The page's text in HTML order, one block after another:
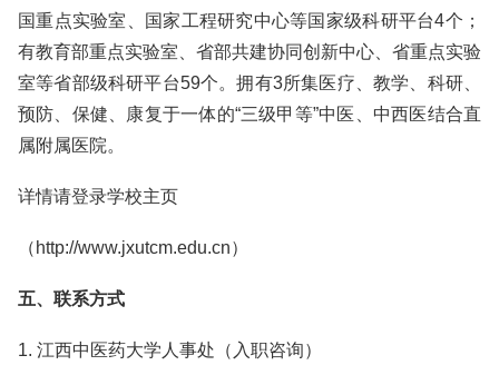
国重点实验室、国家工程研究中心等国家级科研平台4个；
有教育部重点实验室、省部共建协同创新中心、省重点实验
室等省部级科研平台59个。拥有3所集医疗、教学、科研、
预防、保健、康复于一体的“三级甲等”中医、中西医结合直
属附属医院。
详情请登录学校主页
（http://www.jxutcm.edu.cn）
五、联系方式
1. 江西中医药大学人事处（入职咨询）